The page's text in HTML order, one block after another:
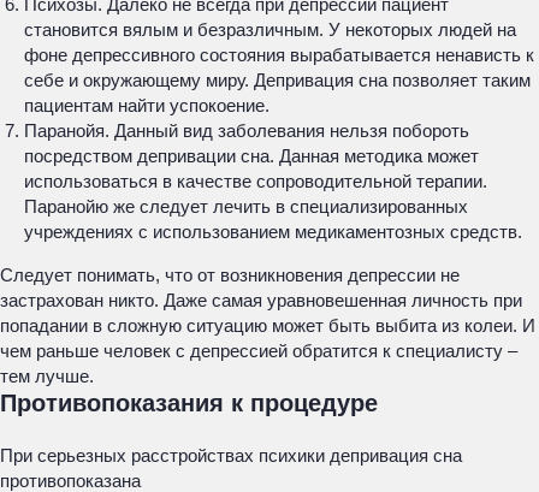
Психозы. Далеко не всегда при депрессии пациент
становится вялым и безразличным. У некоторых людей на
фоне депрессивного состояния вырабатывается ненависть к
себе и окружающему миру. Депривация сна позволяет таким
пациентам найти успокоение.
Паранойя. Данный вид заболевания нельзя побороть
посредством депривации сна. Данная методика может
использоваться в качестве сопроводительной терапии.
Паранойю же следует лечить в специализированных
учреждениях с использованием медикаментозных средств.
Следует понимать, что от возникновения депрессии не
застрахован никто. Даже самая уравновешенная личность при
попадании в сложную ситуацию может быть выбита из колеи. И
чем раньше человек с депрессией обратится к специалисту –
тем лучше.
Противопоказания к процедуре
При серьезных расстройствах психики депривация сна
противопоказана